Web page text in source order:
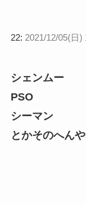
22: 2021/12/05(日
シェンムー
PSO
シーマン
とかそのへん